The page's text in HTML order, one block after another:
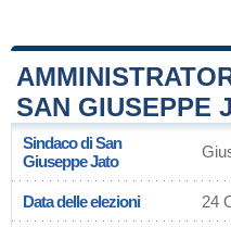
SAN GIUSEPPE
Sindaco di San
Giuseppe Jato
Data delle elezioni 24